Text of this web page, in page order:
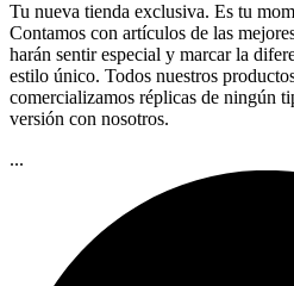
Tu nueva tienda exclusiva. Es tu
Contamos con artículos de las
harán sentir especial y marcar la
estilo único. Todos nuestros
comercializamos réplicas de ningún
versión con nosotros.
...